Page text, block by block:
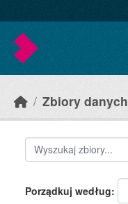
Zbiory danych
Porządkuj według